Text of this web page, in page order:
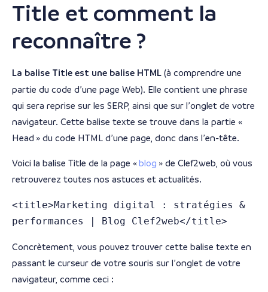
Title et comment la
reconnaître ?
La balise Title est une balise HTML (à comprendre une
partie du code d’une page Web). Elle contient une phrase
qui sera reprise sur les SERP, ainsi que sur l’onglet de votre
navigateur. Cette balise texte se trouve dans la partie «
Head » du code HTML d’une page, donc dans l’en-tête.
Voici la balise Title de la page «blog » de Clef2web, où vous
retrouverez toutes nos astuces et actualités.
<title>Marketing digital : stratégies &
performances | Blog Clef2web</title>
Concrètement, vous pouvez trouver cette balise texte en
passant le curseur de votre souris sur l’onglet de votre
navigateur, comme ceci :